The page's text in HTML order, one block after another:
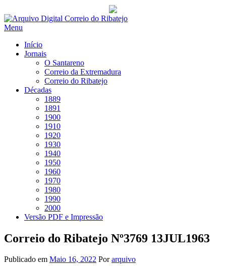
Saltar
para
Menu
Início
Jornais
O Santareno
Correio da Extremadura
Correio do Ribatejo
Décadas
1889
1891
1900
1910
1920
1930
1940
1950
1960
1970
1980
1990
2000
Versão PDF e Impressão
Correio do Ribatejo Nº3769 13JUL1963
Publicado em Maio 16, 2022 Porarquivo